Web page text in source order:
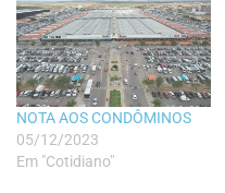
NOTA AOS CONDÔMINOS
05/12/2023
Em "Cotidiano"